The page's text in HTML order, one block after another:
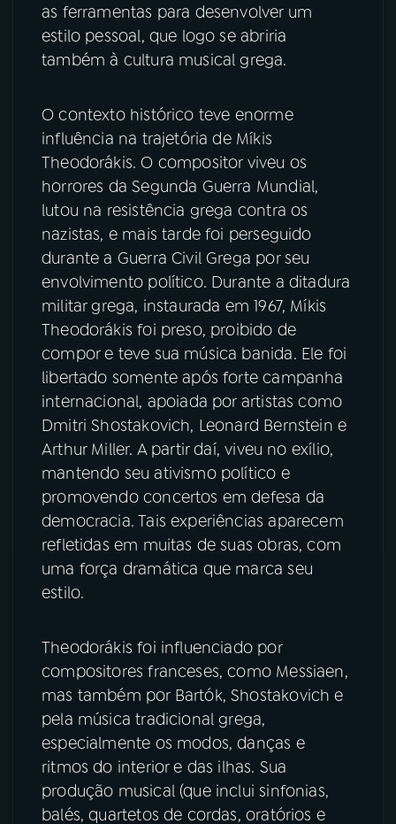
as ferramentas para desenvolver um
estilo pessoal, que logo se abriria
também à cultura musical grega.
O contexto histórico teve enorme
influência na trajetória de Míkis
Theodorákis. O compositor viveu os
horrores da Segunda Guerra Mundial,
lutou na resistência grega contra os
nazistas, e mais tarde foi perseguido
durante a Guerra Civil Grega por seu
envolvimento político. Durante a ditadura
militar grega, instaurada em 1967, Míkis
Theodorákis foi preso, proibido de
compor e teve sua música banida. Ele foi
libertado somente após forte campanha
internacional, apoiada por artistas como
Dmitri Shostakovich, Leonard Bernstein e
Arthur Miller. A partir daí, viveu no exílio,
mantendo seu ativismo político e
promovendo concertos em defesa da
democracia. Tais experiências aparecem
refletidas em muitas de suas obras, com
uma força dramática que marca seu
estilo.
Theodorákis foi influenciado por
compositores franceses, como Messiaen,
mas também por Bartók, Shostakovich e
pela música tradicional grega,
especialmente os modos, danças e
ritmos do interior e das ilhas. Sua
produção musical (que inclui sinfonias,
balés, quartetos de cordas, oratórios e